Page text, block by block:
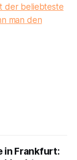
in Frankfurt: